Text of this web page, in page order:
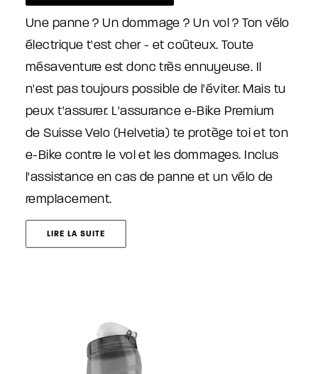
Une panne ? Un dommage ? Un vol ? Ton vélo
électrique t'est cher - et coûteux. Toute
mésaventure est donc très ennuyeuse. Il
n'est pas toujours possible de l'éviter. Mais tu
peux t'assurer. L'assurance e-Bike Premium
de Suisse Velo (Helvetia) te protège toi et ton
e-Bike contre le vol et les dommages. Inclus
l'assistance en cas de panne et un vélo de
remplacement.
LIRE LA SUITE